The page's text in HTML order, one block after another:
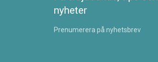
nyheter
Prenumerera på nyhetsbrev